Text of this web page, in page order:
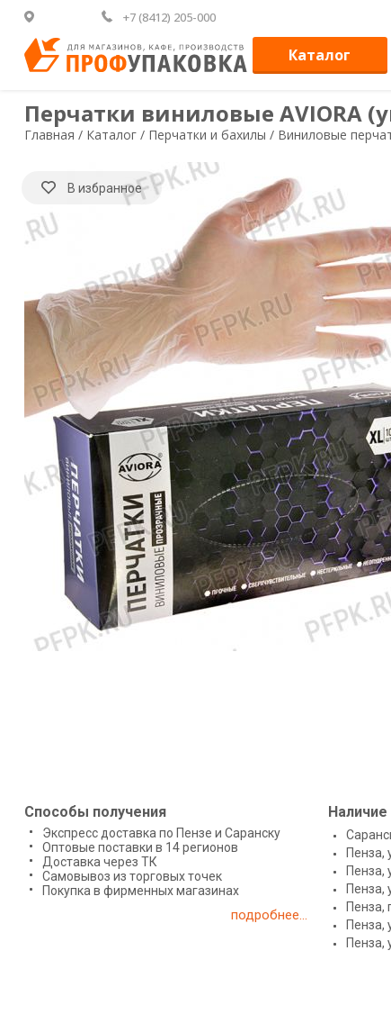
+7 (8412) 205-000
Каталог
Перчатки виниловые AVIORA
Главная / Каталог / Перчатки и бахилы / Виниловые
В избранное
Способы получения
Экспресс доставка по Пензе и Саранску
Оптовые поставки в 14 регионов
Доставка через ТК
Самовывоз из торговых точек
Покупка в фирменных магазинах
подробнее...
Наличие
Пенза,
Пенза,
Пенза,
Пенза,
Пенза,
Пенза,